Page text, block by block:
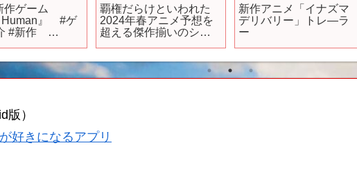
作ゲーム
Human』 #ゲ
#新作
覇権だらけといわれた
2024年春アニメ予想を
超える傑作揃いのシー
評価…!【怪獣8号】【無
職転生】【転スラ】
新作アニメ「イナズマ
デリバリー」トレ―ラ
ー
）
好きになるアプリ